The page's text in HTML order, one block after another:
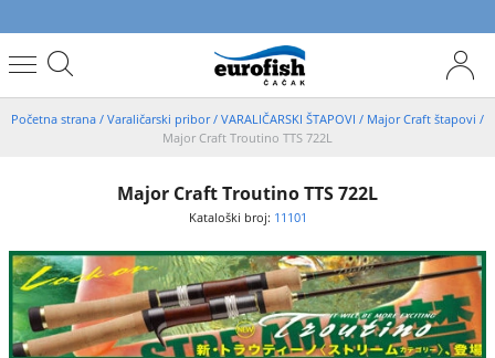
Početna strana / Varaličarski pribor/ VARALIČARSKI ŠTAPOVI / Major Craft štapovi /
Major Craft Troutino TTS 722L
Major Craft Troutino TTS 722L
Kataloški broj: 11101